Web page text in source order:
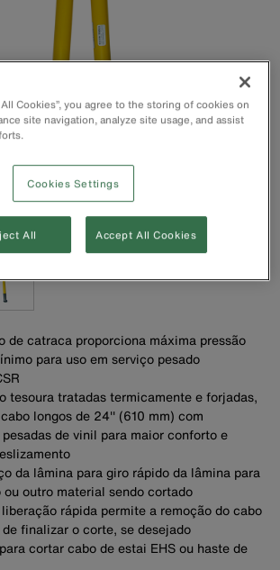
de catraca proporciona máxima pressão
para uso em serviço pesado
tesoura tratadas termicamente e forjadas,
longos de 24'' (610 mm) com
de vinil para maior conforto e
da lâmina para giro rápido da lâmina para
outro material sendo cortado
rápida permite a remoção do cabo
finalizar o corte, se desejado
cortar cabo de estai EHS ou haste de
Cookies”, you agree to the storing of cookies on
site navigation, analyze site usage, and assist
Cookies Settings
All Accept All Cookies